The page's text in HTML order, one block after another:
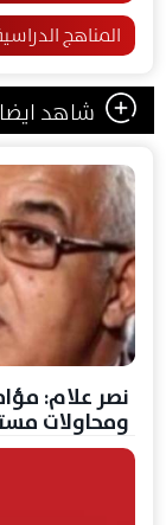
المناهج
شاهد ايضا
نصر علام:
ومحاولات